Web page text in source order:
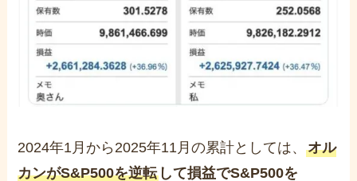
2024年1月から2025年11月の累計としては、オル
カンがS&P500を逆転 して損益でS&P500を